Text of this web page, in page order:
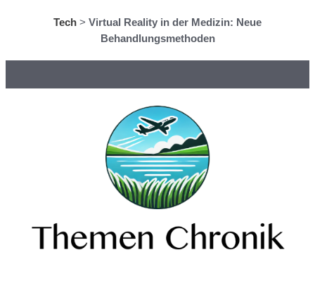
Tech > Virtual Reality in der Medizin: Neue
Behandlungsmethoden